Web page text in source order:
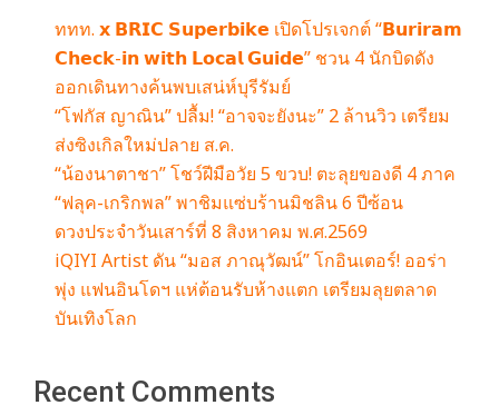
ททท. 𝘅 𝗕𝗥𝗜𝗖 𝗦𝘂𝗽𝗲𝗿𝗯𝗶𝗸𝗲 เปิดโปรเจกต์ “𝗕𝘂𝗿𝗶𝗿𝗮𝗺
𝗖𝗵𝗲𝗰𝗸-𝗶𝗻 𝘄𝗶𝘁𝗵 𝗟𝗼𝗰𝗮𝗹 𝗚𝘂𝗶𝗱𝗲” ชวน 4 นักบิดดัง
ออกเดินทางค้นพบเสน่ห์บุรีรัมย์
“โฟกัส ญาณิน” ปลื้ม! “อาจจะยังนะ” 2 ล้านวิว เตรียม
ส่งซิงเกิลใหม่ปลาย ส.ค.
“น้องนาตาชา” โชว์ฝีมือวัย 5 ขวบ! ตะลุยของดี 4 ภาค
“ฟลุค-เกริกพล” พาชิมแซ่บร้านมิชลิน 6 ปีซ้อน
ดวงประจำวันเสาร์ที่ 8 สิงหาคม พ.ศ.2569
iQIYI Artist ดัน “มอส ภาณุวัฒน์” โกอินเตอร์! ออร่า
พุ่ง แฟนอินโดฯ แห่ต้อนรับห้างแตก เตรียมลุยตลาด
บันเทิงโลก
Recent Comments